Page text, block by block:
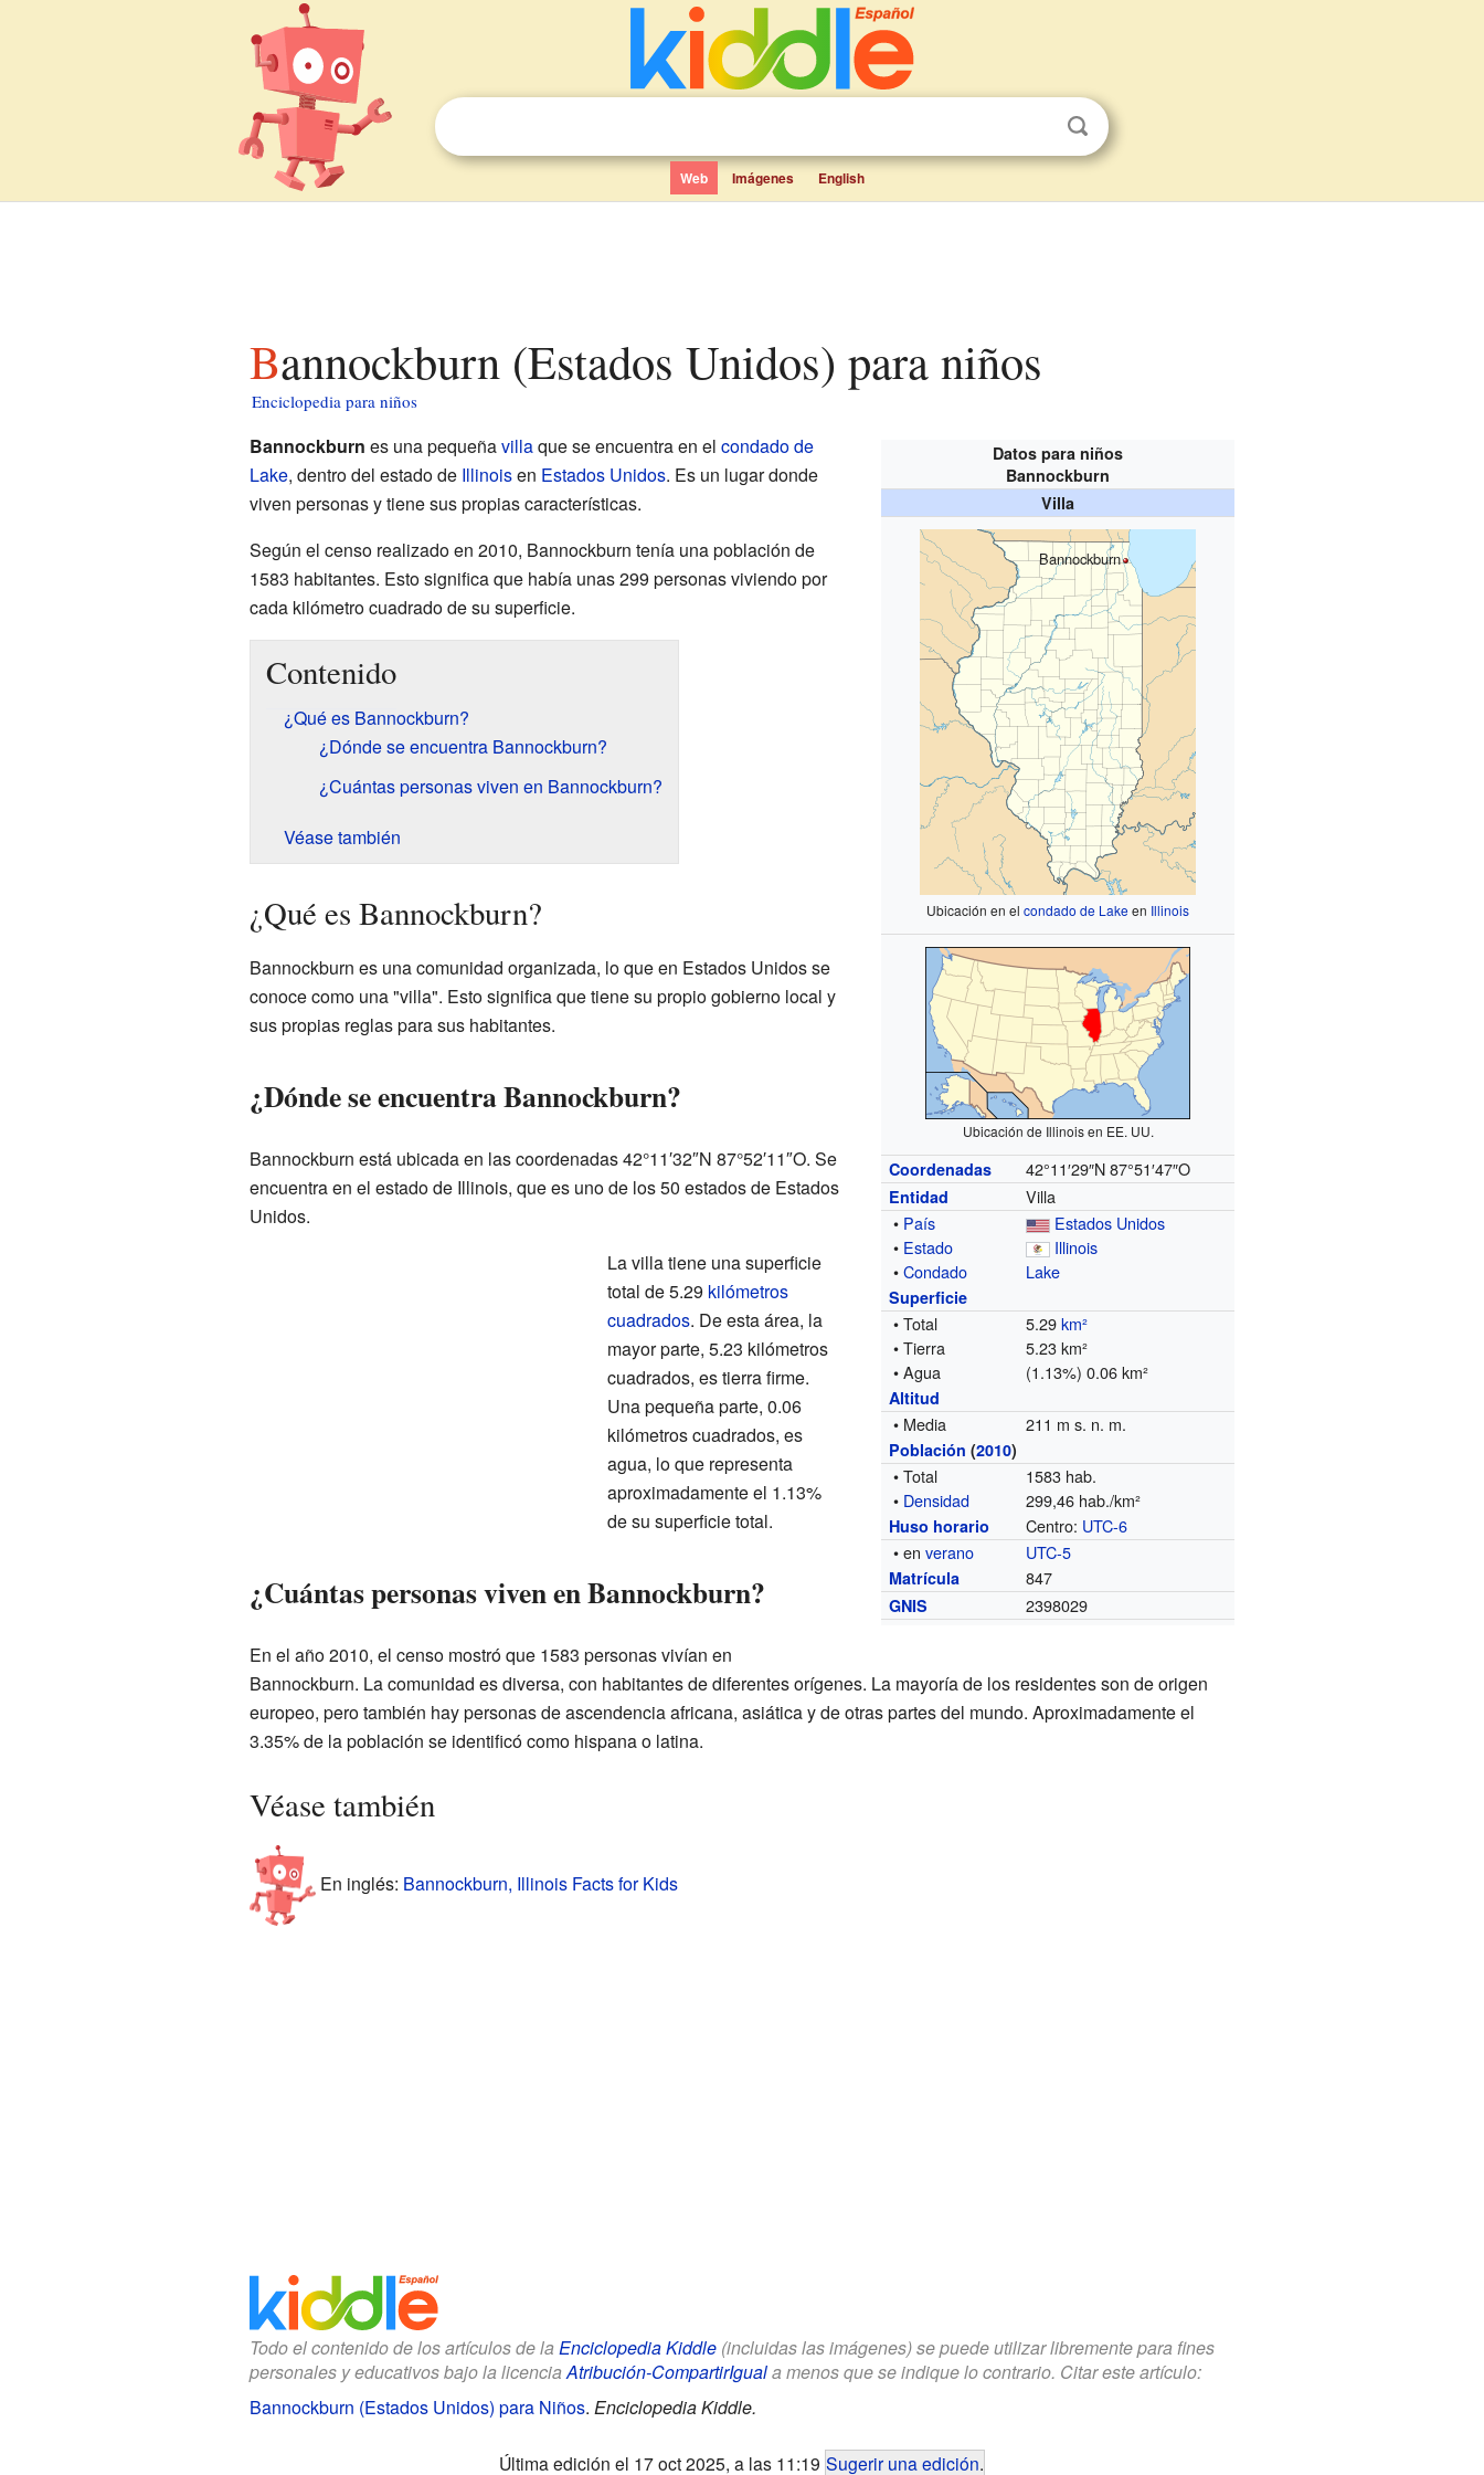
Web Imágenes English
Bannockburn (Estados Unidos) para niños
Enciclopedia para niños
Datos para niños
Bannockburn
Villa
Bannockburn
Ubicación en elcondado de Lakeen Illinois
Ubicación de Illinois en EE. UU.
Coordenadas 42°11′29″N 87°51′47″O
Entidad
Villa
• País
Estados Unidos
• Estado
Illinois
•Condado Lake
Superficie
• Total 5.29km²
• Tierra
5.23 km²
• Agua
(1.13%) 0.06 km²
Altitud
• Media 211 m s. n. m.
Población (2010)
• Total
1583 hab.
• Densidad 299,46 hab./km²
Huso horario Centro: UTC-6
• enverano UTC-5
Matrícula 847
GNIS 2398029
Bannockburn es una pequeñavillaque se encuentra en el condado de
Lake, dentro del estado de Illinoisen Estados Unidos. Es un lugar donde
viven personas y tiene sus propias características.
Según el censo realizado en 2010, Bannockburn tenía una población de
1583 habitantes. Esto significa que había unas 299 personas viviendo por
cada kilómetro cuadrado de su superficie.
Contenido
¿Qué es Bannockburn?
¿Dónde se encuentra Bannockburn?
¿Cuántas personas viven en Bannockburn?
Véase también
¿Qué es Bannockburn?
Bannockburn es una comunidad organizada, lo que en Estados Unidos se
conoce como una "villa". Esto significa que tiene su propio gobierno local y
sus propias reglas para sus habitantes.
¿Dónde se encuentra Bannockburn?
Bannockburn está ubicada en las coordenadas 42°11′32″N 87°52′11″O. Se
encuentra en el estado de Illinois, que es uno de los 50 estados de Estados
Unidos.
La villa tiene una superficie
total de 5.29 kilómetros
cuadrados. De esta área, la
mayor parte, 5.23 kilómetros
cuadrados, es tierra firme.
Una pequeña parte, 0.06
kilómetros cuadrados, es
agua, lo que representa
aproximadamente el 1.13%
de su superficie total.
¿Cuántas personas viven en Bannockburn?
En el año 2010, el censo mostró que 1583 personas vivían en
Bannockburn. La comunidad es diversa, con habitantes de diferentes orígenes. La mayoría de los residentes son de origen
europeo, pero también hay personas de ascendencia africana, asiática y de otras partes del mundo. Aproximadamente el
3.35% de la población se identificó como hispana o latina.
Véase también
En inglés: Bannockburn, Illinois Facts for Kids
Todo el contenido de los artículos de la Enciclopedia Kiddle(incluidas las imágenes) se puede utilizar libremente para fines
personales y educativos bajo la licenciaAtribución-CompartirIguala menos que se indique lo contrario. Citar este artículo:
Bannockburn (Estados Unidos) para Niños. Enciclopedia Kiddle.
Última edición el 17 oct 2025, a las 11:19 Sugerir una edición.